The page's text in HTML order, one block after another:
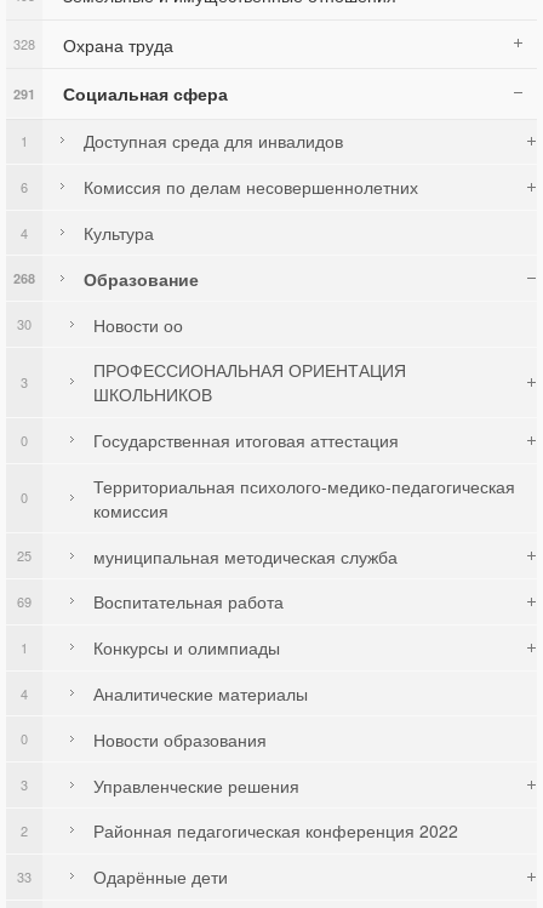
Охрана труда
328
Социальная сфера
291
Доступная среда для инвалидов
1
Комиссия по делам несовершеннолетних
6
Культура
4
Образование
268
Новости оо
30
ПРОФЕССИОНАЛЬНАЯ ОРИЕНТАЦИЯ
ШКОЛЬНИКОВ
3
Государственная итоговая аттестация
0
Территориальная психолого-медико-педагогическая
комиссия
0
муниципальная методическая служба
25
Воспитательная работа
69
Конкурсы и олимпиады
1
Аналитические материалы
4
Новости образования
0
Управленческие решения
3
Районная педагогическая конференция 2022
2
Одарённые дети
33